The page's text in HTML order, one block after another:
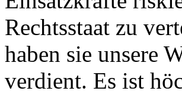
Rechtsstaat zu
haben sie unsere
verdient. Es ist